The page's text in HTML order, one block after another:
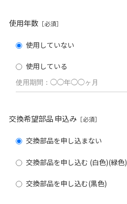
使用年数［必須］
使用していない
使用している
交換希望部品 申込み［必須］
交換部品を申し込まない
交換部品を申し込む (白色)(緑色)
交換部品を申し込む(黒色)